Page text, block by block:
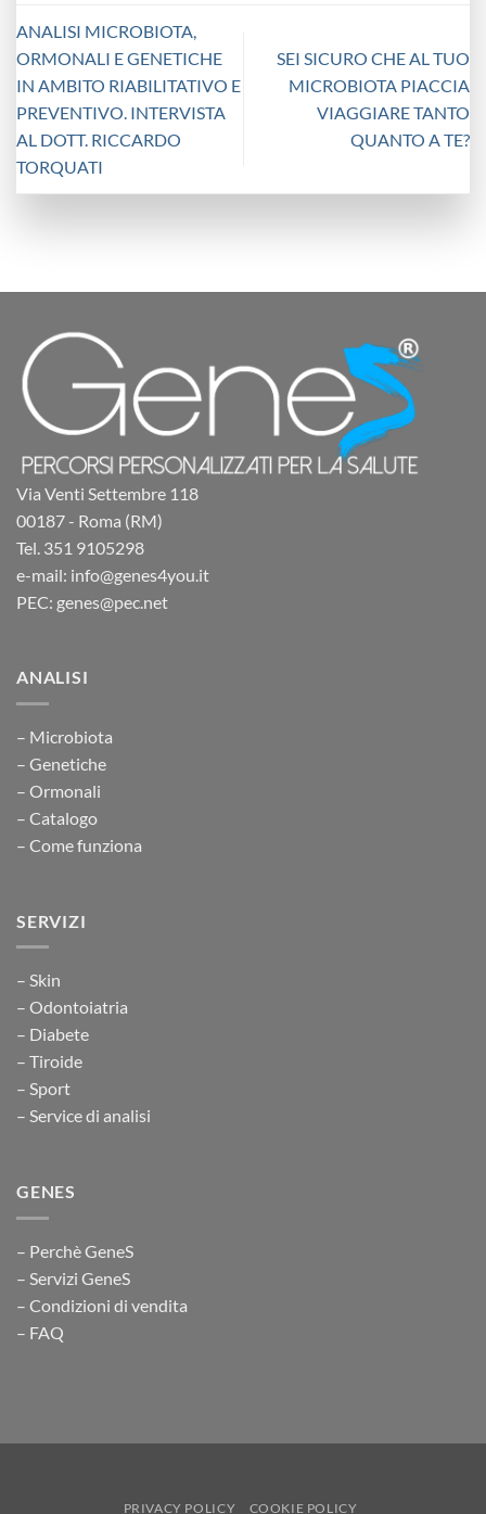
ANALISI MICROBIOTA,
ORMONALI E GENETICHE
IN AMBITO RIABILITATIVO E
PREVENTIVO. INTERVISTA
AL DOTT. RICCARDO
TORQUATI
SEI SICURO CHE AL TUO
MICROBIOTA PIACCIA
VIAGGIARE TANTO
QUANTO A TE?
Via Venti Settembre 118
00187 - Roma (RM)
Tel. 351 9105298
e-mail: info@genes4you.it
PEC: genes@pec.net
ANALISI
– Microbiota
– Genetiche
– Ormonali
– Catalogo
– Come funziona
SERVIZI
– Skin
– Odontoiatria
– Diabete
– Tiroide
– Sport
– Service di analisi
GENES
– Perchè GeneS
– Servizi GeneS
– Condizioni di vendita
– FAQ
PRIVACY POLICY COOKIE POLICY